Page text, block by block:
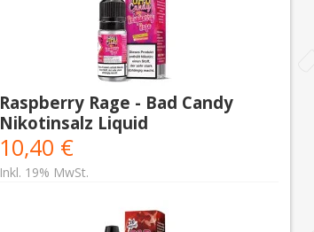
Raspberry Rage - Bad Candy
Nikotinsalz Liquid
10,40 €
Inkl. 19% MwSt.